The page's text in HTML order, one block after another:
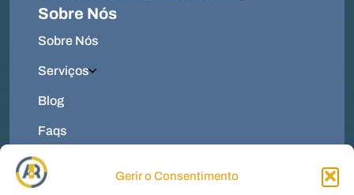
Gerir o Consentimento
Sobre Nós
Sobre Nós
Serviços
Blog
Faqs
Contactos
Menu